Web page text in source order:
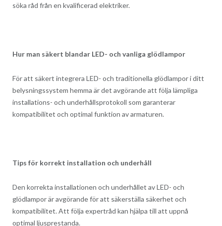
söka råd från en kvalificerad elektriker.
Hur man säkert blandar LED- och vanliga glödlampor
För att säkert integrera LED- och traditionella glödlampor i ditt
belysningssystem hemma är det avgörande att följa lämpliga
installations- och underhållsprotokoll som garanterar
kompatibilitet och optimal funktion av armaturen.
Tips för korrekt installation och underhåll
Den korrekta installationen och underhållet av LED- och
glödlampor är avgörande för att säkerställa säkerhet och
kompatibilitet. Att följa expertråd kan hjälpa till att uppnå
optimal ljusprestanda.